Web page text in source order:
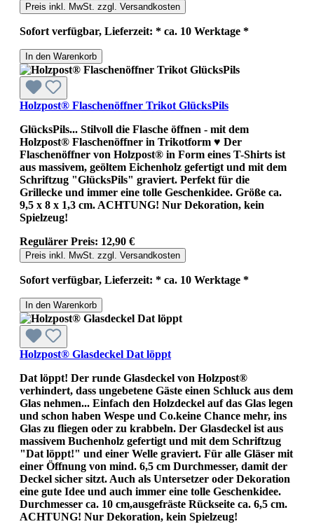
Preis inkl. MwSt. zzgl. Versandkosten
Sofort verfügbar, Lieferzeit: * ca. 10 Werktage *
In den Warenkorb
Holzpost® Flaschenöffner Trikot GlücksPils
GlücksPils... Stilvoll die Flasche öffnen - mit dem
Holzpost® Flaschenöffner in Trikotform ♥ Der
Flaschenöffner von Holzpost® in Form eines T-Shirts ist
aus massivem, geöltem Eichenholz gefertigt und mit dem
Schriftzug "GlücksPils" graviert. Perfekt für die
Grillecke und immer eine tolle Geschenkidee. Größe ca.
9,5 x 8 x 1,3 cm. ACHTUNG! Nur Dekoration, kein
Spielzeug!
Regulärer Preis: 12,90 €
Preis inkl. MwSt. zzgl. Versandkosten
Sofort verfügbar, Lieferzeit: * ca. 10 Werktage *
In den Warenkorb
Holzpost® Glasdeckel Dat löppt
Dat löppt! Der runde Glasdeckel von Holzpost®
verhindert, dass ungebetene Gäste einen Schluck aus dem
Glas nehmen... Einfach den Holzdeckel auf das Glas legen
und schon haben Wespe und Co.keine Chance mehr, ins
Glas zu fliegen oder zu krabbeln. Der Glasdeckel ist aus
massivem Buchenholz gefertigt und mit dem Schriftzug
"Dat löppt!" und einer Welle graviert. Für alle Gläser mit
einer Öffnung von mind. 6,5 cm Durchmesser, damit der
Deckel sicher sitzt. Auch als Untersetzer oder Dekoration
eine gute Idee und auch immer eine tolle Geschenkidee.
Durchmesser ca. 10 cm,ausgefräste Rückseite ca. 6,5 cm.
ACHTUNG! Nur Dekoration, kein Spielzeug!